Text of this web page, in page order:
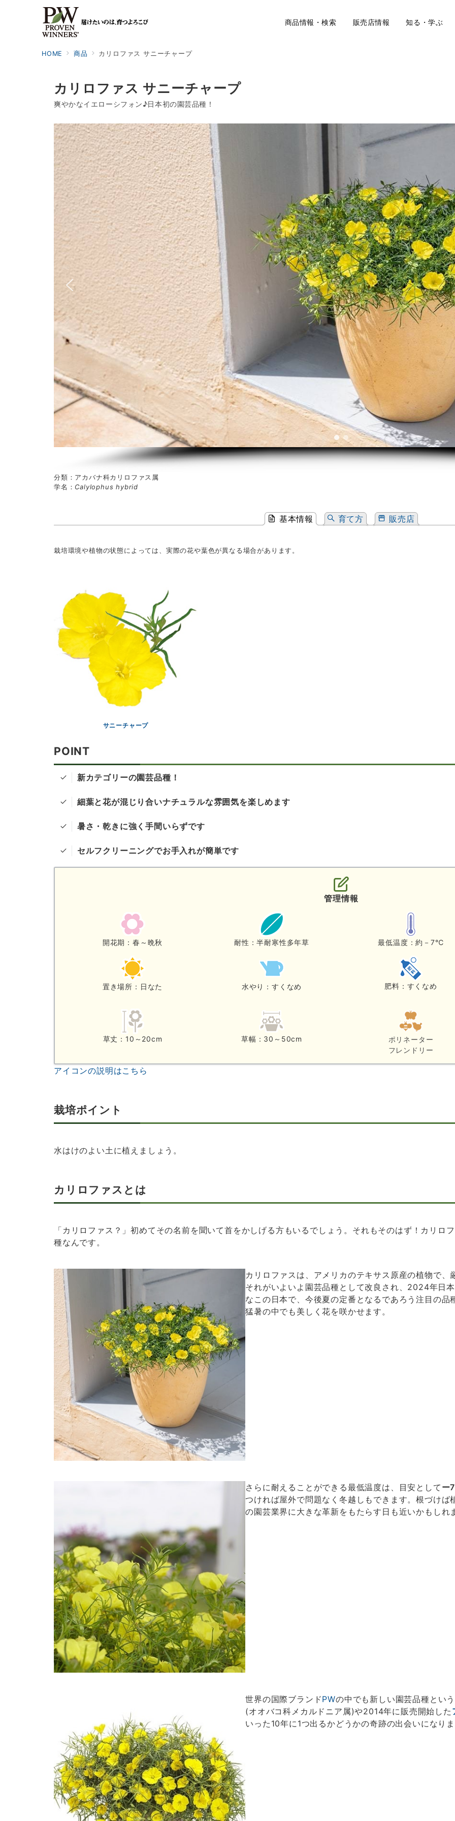
商品情報・検索 販売店情報 知る・学ぶ
HOME 商品 カリロファス サニーチャープ
カリロファス サニーチャープ
爽やかなイエローシフォン♪日本初の園芸品種！
分類：アカバナ科カリロファス属
学名： Calylophus hybrid
基本情報 育て方 販売店
栽培環境や植物の状態によっては、実際の花や葉色が異なる場合があります。
サニーチャープ
POINT
新カテゴリーの園芸品種！
細葉と花が混じり合いナチュラルな雰囲気を楽しめます
暑さ・乾きに強く手間いらずです
セルフクリーニングでお手入れが簡単です
管理情報
開花期：春～晩秋 耐性：半耐寒性多年草 最低温度：約－7℃
置き場所：日なた 水やり：すくなめ 肥料：すくなめ
草丈：10～20cm 草幅：30～50cm
ポリネーター
フレンドリー
アイコンの説明はこちら
栽培ポイント
水はけのよい土に植えましょう。
カリロファスとは
「カリロファス？」初めてその名前を聞いて首をかしげる方もいるでしょう。それもそのはず！カリロ
種なんです。
カリロファスは、アメリカのテキサス原産の植物で、
それがいよいよ園芸品種として改良され、2024年日
なこの日本で、今後夏の定番となるであろう注目の品
猛暑の中でも美しく花を咲かせます。
さらに耐えることができる最低温度は、目安として ー
つければ屋外で問題なく冬越しもできます。根づけ
の園芸業界に大きな革新をもたらす日も近いかもしれ
世界の国際ブランドPWの中でも新しい園芸品種とい
(オオバコ科メカルドニア属)や2014年に販売開始した
いった10年に1つ出るかどうかの奇跡の出会いになりま
お問い合わせフォーム
後日メールにて回答させていただきます。